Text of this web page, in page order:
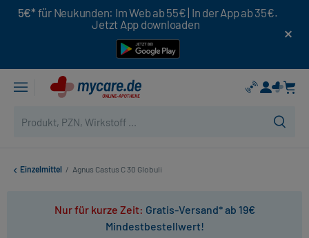
5€* für Neukunden: Im Web ab 55€ | In der App ab 35€.
Jetzt App downloaden
Einzelmittel / Agnus Castus C 30 Globuli
Nur für kurze Zeit: Gratis-Versand* ab 19€
Mindestbestellwert!